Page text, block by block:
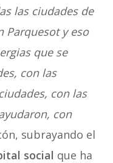
las ciudades de
Parquesot y eso
que se
con las
con las
con
subrayando el
social que ha